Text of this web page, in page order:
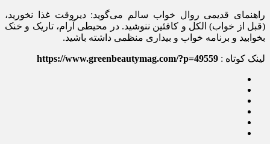
راهنمای قدیمی روال خواب سالم می‌گوید: دیروقت غذا نخورید،
(قبل از خواب) الکل و کافئین ننوشید. در محیطی آرام، تاریک و خنک
بخوابید و برنامه خواب و بیدار‌ی منظمی داشته باشید.
لینک کوتاه : https://www.greenbeautymag.com/?p=49559